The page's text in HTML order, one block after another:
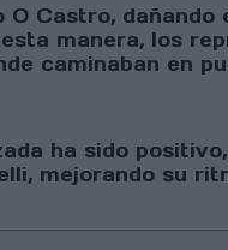
Castro,
manera, los
caminaban en
ha sido
mejorando su